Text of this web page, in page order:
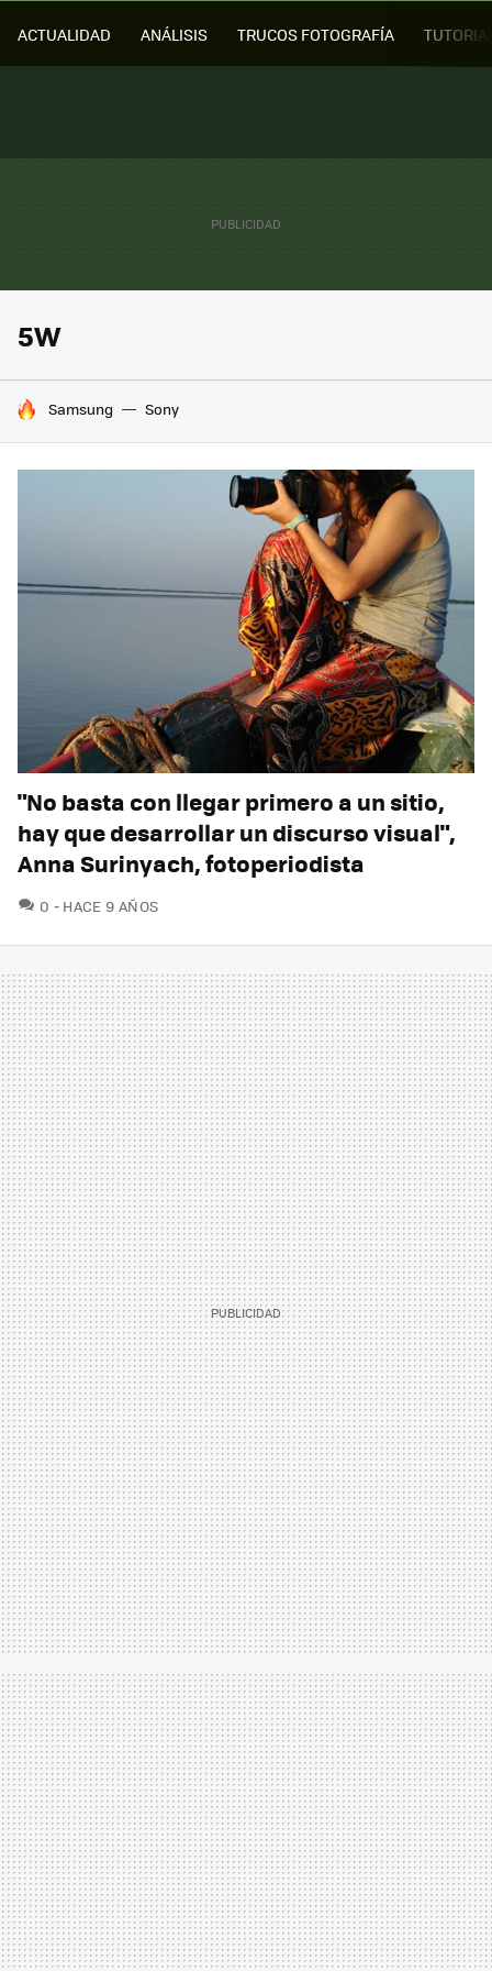
ACTUALIDAD ANÁLISIS TRUCOS FOTOGRAFÍA
5W
HOY SE HABLA DE
Samsung Sony
"No basta con llegar primero a un sitio,
hay que desarrollar un discurso visual",
Anna Surinyach, fotoperiodista
0 COMENTARIOS
HACE 9 AÑOS